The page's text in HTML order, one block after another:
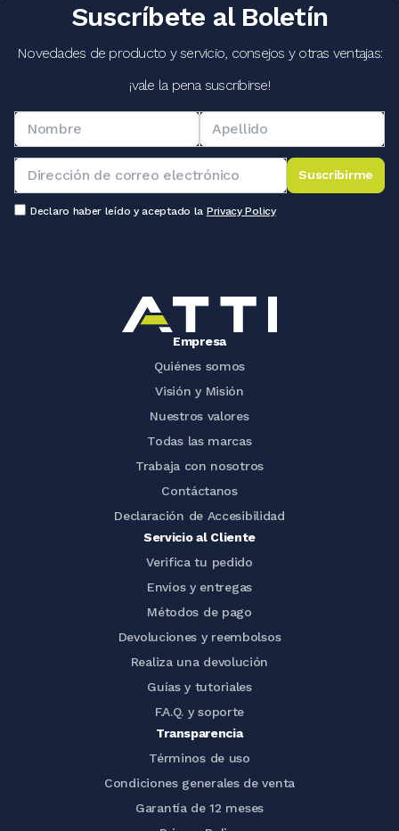
Suscríbete al Boletín
Novedades de producto y servicio, consejos y otras ventajas:
¡vale la pena suscribirse!
Suscribirme
Declaro haber leído y aceptado la Privacy Policy
Empresa
Quiénes somos
Visión y Misión
Nuestros valores
Todas las marcas
Trabaja con nosotros
Contáctanos
Declaración de Accesibilidad
Servicio al Cliente
Verifica tu pedido
Envíos y entregas
Métodos de pago
Devoluciones y reembolsos
Realiza una devolución
Guías y tutoriales
F.A.Q. y soporte
Transparencia
Términos de uso
Condiciones generales de venta
Garantía de 12 meses